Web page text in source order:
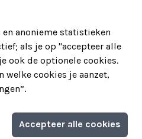
teamuitstapje!
anonieme statistieken
als je op "accepteer alle
ook de optionele cookies.
welke cookies je aanzet,
Accepteer alle cookies